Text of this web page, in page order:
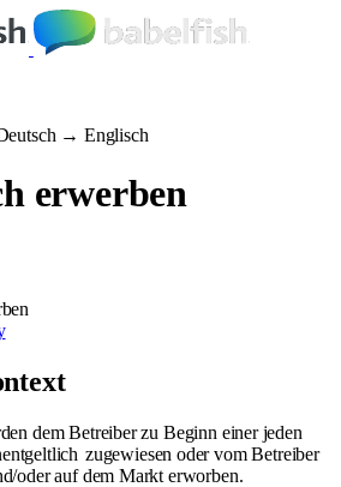
→ Englisch
erwerben
dem Betreiber zu Beginn einer jeden
zugewiesen oder vom Betreiber
oder auf dem Markt erworben.